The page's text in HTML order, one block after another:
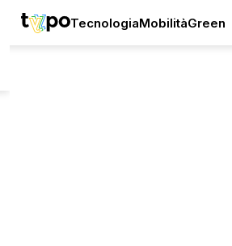
TecnologiaMobilitàGreen